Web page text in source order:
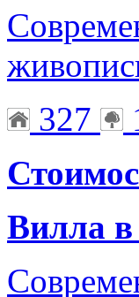
327
Вилла